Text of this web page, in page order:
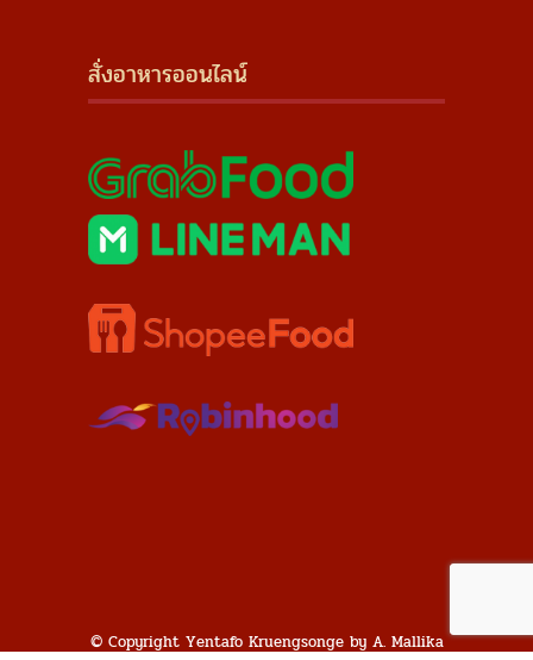
สั่งอาหารออนไลน์
© Copyright Yentafo Kruengsonge by A. Mallika